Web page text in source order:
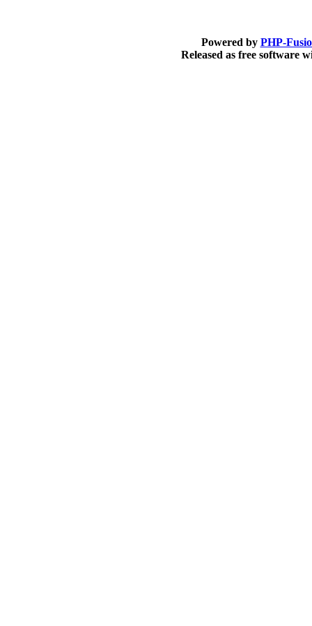
Powered by PHP-
Released as free software